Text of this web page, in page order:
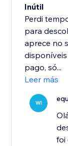
Inútil
Perdi
para
aprece no
pago, só...
Leer más
WI
foi